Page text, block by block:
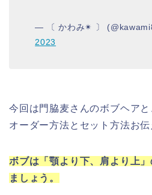
— 〔 かわみ✴︎ 〕
2023
今回は門脇麦さんのボブヘア
オーダー方法とセット方法お伝
ボブは「顎より下、肩より上
ましょう。